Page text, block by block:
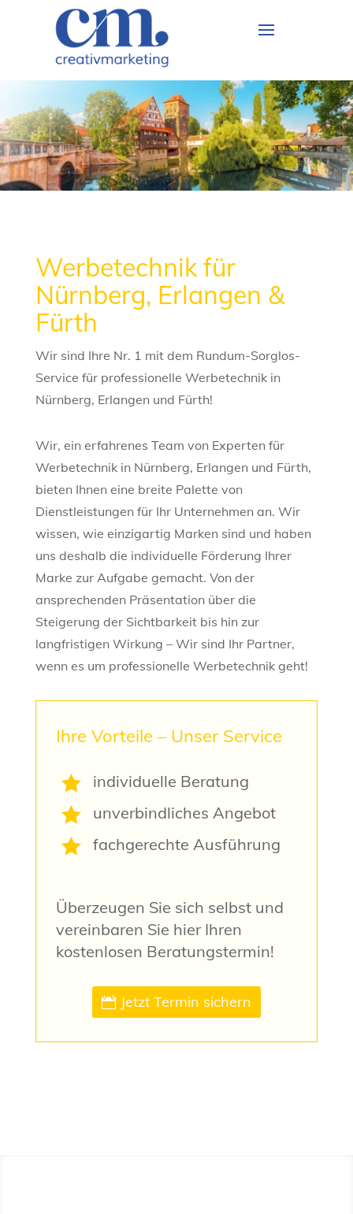
Werbetechnik für
Nürnberg, Erlangen &
Fürth
Wir sind Ihre Nr. 1 mit dem Rundum-Sorglos-
Service für professionelle Werbetechnik in
Nürnberg, Erlangen und Fürth!
Wir, ein erfahrenes Team von Experten für
Werbetechnik in Nürnberg, Erlangen und Fürth,
bieten Ihnen eine breite Palette von
Dienstleistungen für Ihr Unternehmen an. Wir
wissen, wie einzigartig Marken sind und haben
uns deshalb die individuelle Förderung Ihrer
Marke zur Aufgabe gemacht. Von der
ansprechenden Präsentation über die
Steigerung der Sichtbarkeit bis hin zur
langfristigen Wirkung – Wir sind Ihr Partner,
wenn es um professionelle Werbetechnik geht!
Ihre Vorteile – Unser Service

individuelle Beratung

unverbindliches Angebot

fachgerechte Ausführung
Überzeugen Sie sich selbst und
vereinbaren Sie hier Ihren
kostenlosen Beratungstermin!
Jetzt Termin sichern